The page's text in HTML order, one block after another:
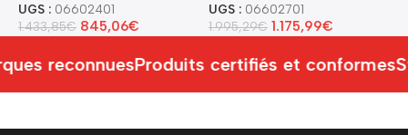
UGS : 06602401
1.433,85€ 845,06€
UGS : 06602701
1.995,29€ 1.175,99€
reconnuesProduits certifiés et conformes